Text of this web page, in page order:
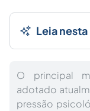
Leia
O principal
adotado
pressão